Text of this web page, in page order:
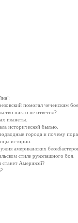
помогал чеченским
никто не ответил?
планеты.
исторической былью.
города и почему
истории.
американских
стиле рукопашного боя.
станет Америкой?